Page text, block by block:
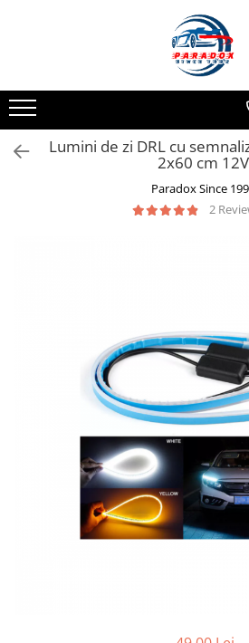
ACCESORII AUTO
Abtibild / Sticker Auto
Baby on Board
Accesorii Siguranta Auto
Banda Reflectorizanta
Bare Portbagaj
Brelocuri Auto Metalice Chei
Capace Prezoane
Carcase Chei Auto
Carcasa cheie Audi
Carcasa cheie Bmw
Lumini de zi DRL cu
2x60 cm 12V
Paradox Since
2